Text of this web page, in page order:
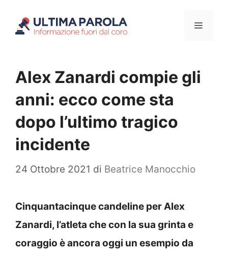
Menu
Alex Zanardi compie gli
anni: ecco come sta
dopo l’ultimo tragico
incidente
24 Ottobre 2021 di Beatrice Manocchio
Cinquantacinque candeline per Alex
Zanardi, l’atleta che con la sua grinta e
coraggio è ancora oggi un esempio da